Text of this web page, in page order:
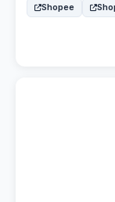
Shopee